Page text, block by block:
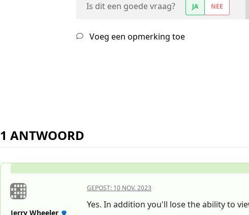
Is dit een goede vraag? JA NEE
Voeg een opmerking toe
1 ANTWOORD
Jerry Wheeler
GEPOST: 10 NOV. 2023
Yes. In addition you'll lose the ability to